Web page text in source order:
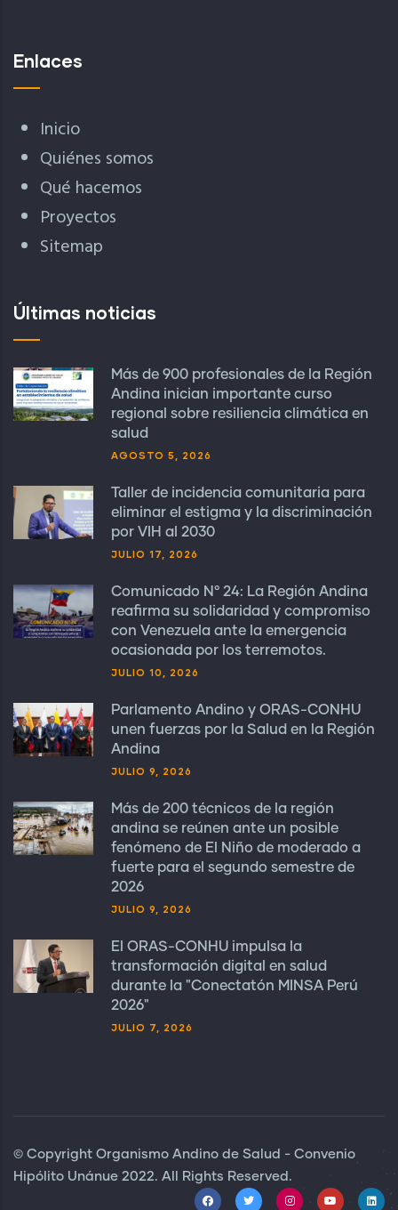
Enlaces
Inicio
Quiénes somos
Qué hacemos
Proyectos
Sitemap
Últimas noticias
Más de 900 profesionales de la Región
Andina inician importante curso
regional sobre resiliencia climática en
salud
AGOSTO 5, 2026
Taller de incidencia comunitaria para
eliminar el estigma y la discriminación
por VIH al 2030
JULIO 17, 2026
Comunicado N° 24: La Región Andina
reafirma su solidaridad y compromiso
con Venezuela ante la emergencia
ocasionada por los terremotos.
JULIO 10, 2026
Parlamento Andino y ORAS-CONHU
unen fuerzas por la Salud en la Región
Andina
JULIO 9, 2026
Más de 200 técnicos de la región
andina se reúnen ante un posible
fenómeno de El Niño de moderado a
fuerte para el segundo semestre de
2026
JULIO 9, 2026
El ORAS-CONHU impulsa la
transformación digital en salud
durante la "Conectatón MINSA Perú
2026"
JULIO 7, 2026
© Copyright Organismo Andino de Salud - Convenio
Hipólito Unánue 2022. All Rights Reserved.